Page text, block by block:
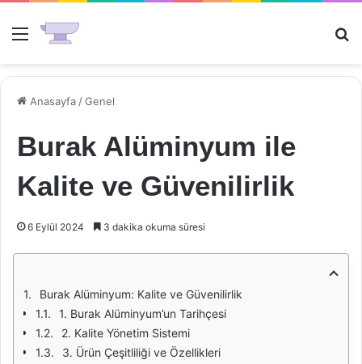
Menü
Anasayfa /Genel
Burak Alüminyum ile
Kalite ve Güvenilirlik
6 Eylül 2024 3 dakika okuma süresi
Burak Alüminyum: Kalite ve Güvenilirlik
1. Burak Alüminyum’un Tarihçesi
2. Kalite Yönetim Sistemi
3. Ürün Çeşitliliği ve Özellikleri